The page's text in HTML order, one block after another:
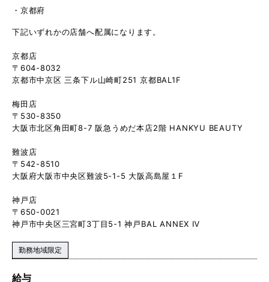
京都府
下記いずれかの店舗へ配属になります。
京都店
〒604-8032
京都市中京区 三条下ル山崎町251 京都BAL1F
梅田店
〒530-8350
大阪市北区角田町8-7 阪急うめだ本店2階 HANKYU BEAUTY
難波店
〒542-8510
大阪府大阪市中央区難波5-1-5 大阪高島屋１F
神戸店
〒650-0021
神戸市中央区三宮町3丁目5-1 神戸BAL ANNEX Ⅳ
勤務地域限定
給与